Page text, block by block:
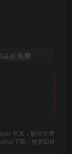
会员 免费
苹果：解压大师
下载：推荐IDM